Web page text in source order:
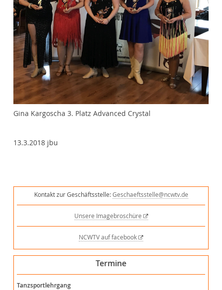
Gina Kargoscha 3. Platz Advanced Crystal
13.3.2018 jbu
Kontakt zur Geschäftsstelle: Geschaeftsstelle@ncwtv.de
Unsere Imagebroschüre
NCWTV auf facebook
Termine
Tanzsportlehrgang